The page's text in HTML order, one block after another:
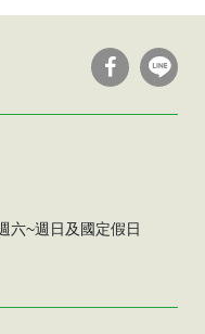
六~週日及國定假日